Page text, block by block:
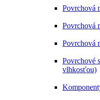
Povrchová
Povrchová
Povrchová
Povrchové
vlhkosťou)